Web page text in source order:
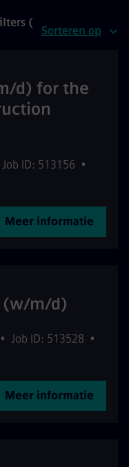
(
Sorteren op
d) for the
Job ID: 513156 •
Meer informatie
(w/m/d)
• Job ID: 513528 •
Meer informatie